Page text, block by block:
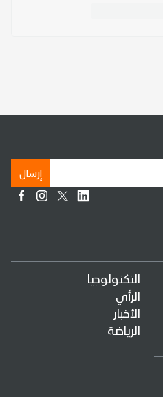
التكنولوجيا
الرأي
الأخبار
الرياضة
إرسال